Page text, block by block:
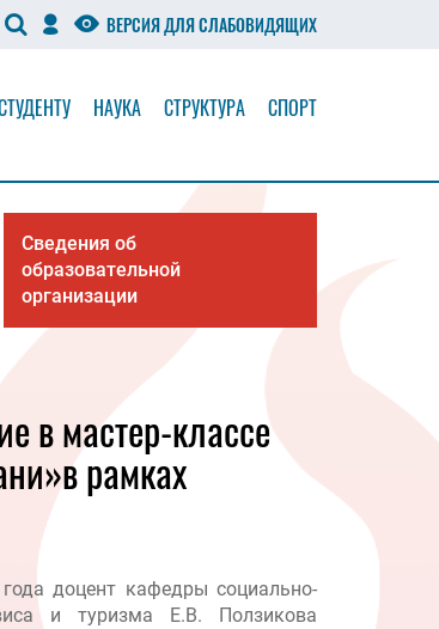
ВЕРСИЯ ДЛЯ СЛАБОВИДЯЩИХ
НАУКА СТРУКТУРА СПОРТ
Сведения об
образовательной
организации
в мастер-классе
рамках
доцент кафедры социально-
и туризма Е.В. Ползикова